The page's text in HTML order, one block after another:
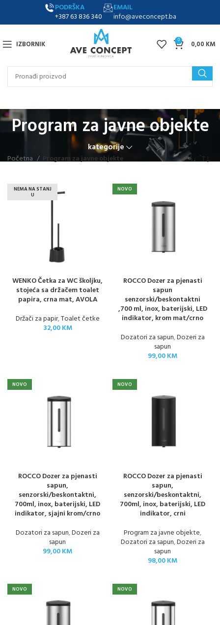
PODRŠKA
+387 63 836 340
EMAIL
info@aveconcept.ba
IZBORNIK 0 0,00 KM
Program za javne objekte
kategorije
Početna Program za javne objekte
NEMA NA STANJ
U
WENKO Četka za WC školjku,
stojeća sa držačem toalet
papira, crna mat, AVOLA
Držači za papir,Toalet četke
32,00KM
NOVO
ROCCO Dozer za pjenasti
sapun
senzorski/beskontaktni
,700 ml, inox, baterijski, LED
indikator, krom mat/crno
Dozatori za sapun,Dozeri za
sapun
99,00KM
NOVO
ROCCO Dozer za pjenasti
sapun,
senzorski/beskontaktni,
700ml, inox, baterijski, LED
indikator, sjajni krom/crno
Dozatori za sapun,Dozeri za
sapun
99,00KM
NOVO
ROCCO Dozer za pjenasti
sapun,
senzorski/beskontaktni,
700ml, inox, baterijski, LED
indikator, crni
Program za javne objekte,
Dozatori za sapun,Dozeri za
sapun
98,00KM
NOVO NOVO